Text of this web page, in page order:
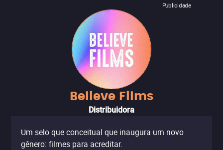
Publicidade
Believe Films
Distribuidora
Um selo que conceitual que inaugura um novo
gênero: filmes para acreditar.